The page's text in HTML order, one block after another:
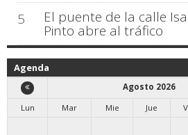
5
El puente de la calle
Pinto abre al tráfico
Agenda
Agosto 2026
Lun
Mar Mie Jue